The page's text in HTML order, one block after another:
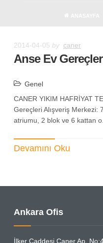
2014-04-05 by caner
Anse Ev
Genel
CANER YIKIM HAFRİYAT
Gereçleri Alışveriş Merkezi:
atriumu, 2 blok ve 6 kattan o..
Devamını Oku
Ankara Ofis
İlker Caddesi Caner Ap.